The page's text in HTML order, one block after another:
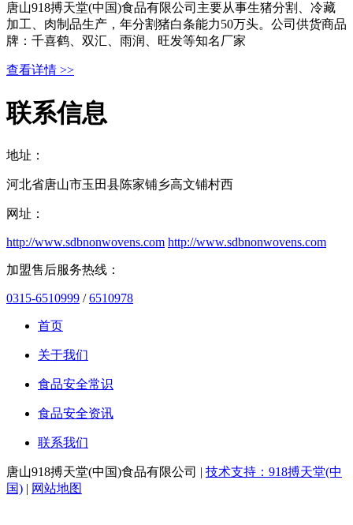
唐山918搏天堂(中国)食品有限公司主要从事生猪分割、冷藏
加工、肉制品生产，年分割猪白条能力50万头。公司供货商品
牌：千喜鹤、双汇、雨润、旺发等知名厂家
查看详情 >>
联系信息
地址：
河北省唐山市玉田县陈家铺乡高文铺村西
网址：
http://www.sdbnonwovens.com http://www.sdbnonwovens.com
加盟售后服务热线：
0315-6510999 /6510978
首页
关于我们
食品安全常识
食品安全资讯
联系我们
唐山918搏天堂(中国)食品有限公司 | 技术支持：918搏天堂(中
国) | 网站地图